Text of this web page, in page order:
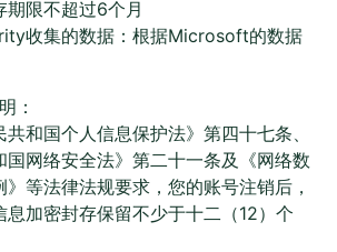
期限不超过6个月
收集的数据：根据Microsoft的数据
：
和国个人信息保护法》第四十七条、
国网络安全法》第二十一条及《网络数
等法律法规要求，您的账号注销后，
息加密封存保留不少于十二（12）个